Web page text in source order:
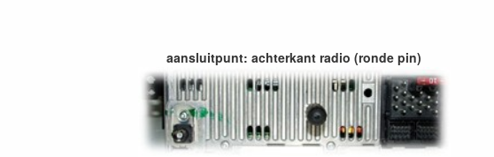
aansluitpunt: achterkant radio (ronde pin)